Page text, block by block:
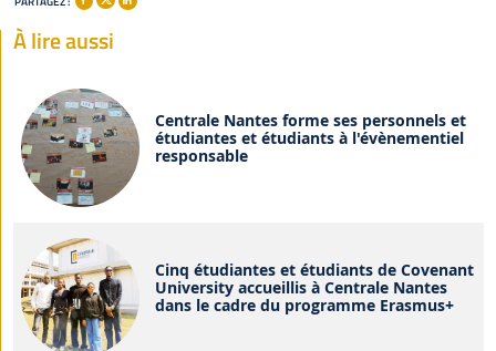
À lire aussi
Centrale Nantes forme ses personnels et
étudiantes et étudiants à l'évènementiel
responsable
Cinq étudiantes et étudiants de Covenant
University accueillis à Centrale Nantes
dans le cadre du programme Erasmus+